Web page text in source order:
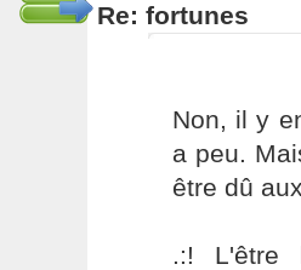
Re: fortunes
Non, il y
a peu.
être dû
.:! L'être